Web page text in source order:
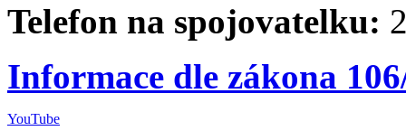
Telefon na spojovatelku:
Informace dle zákona
YouTube